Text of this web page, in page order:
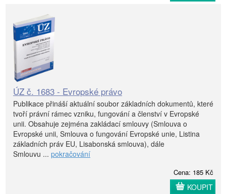
ÚZ č. 1683 - Evropské právo
Publikace přináší aktuální soubor základních dokumentů, které
tvoří právní rámec vzniku, fungování a členství v Evropské
unii. Obsahuje zejména zakládací smlouvy (Smlouva o
Evropské unii, Smlouva o fungování Evropské unie, Listina
základních práv EU, Lisabonská smlouva), dále
Smlouvu ... pokračování
Cena: 185 Kč
KOUPIT